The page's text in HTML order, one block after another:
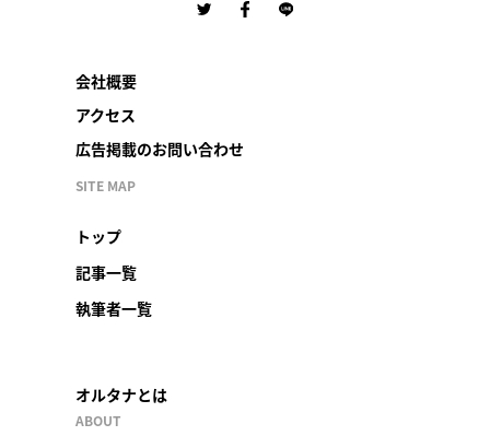
会社概要
アクセス
広告掲載のお問い合わせ
SITE MAP
トップ
記事一覧
執筆者一覧
オルタナとは
ABOUT